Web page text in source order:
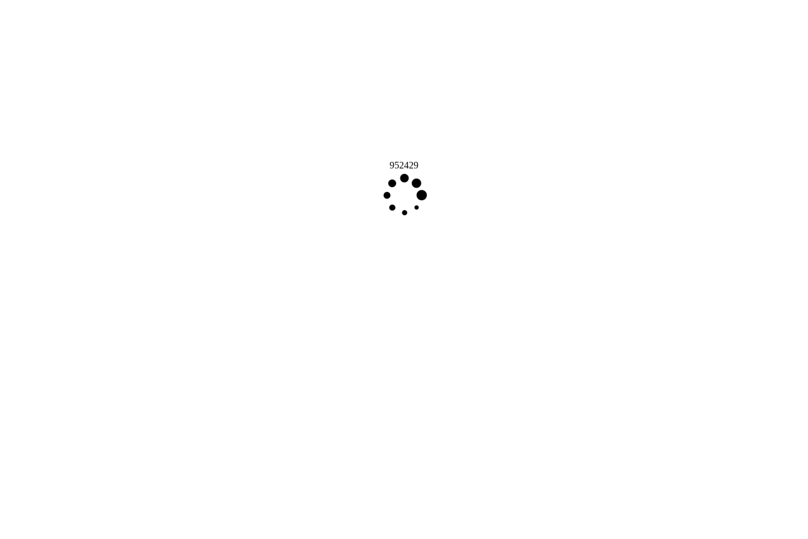
952429